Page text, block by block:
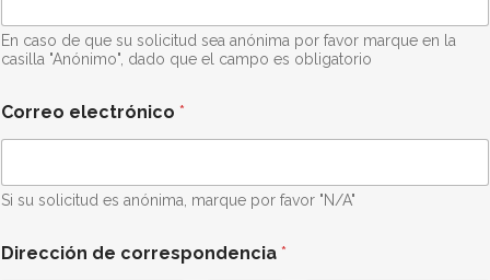
En caso de que su solicitud sea anónima por favor marque en la
casilla "Anónimo", dado que el campo es obligatorio
Correo electrónico *
Si su solicitud es anónima, marque por favor "N/A"
u
Dirección de correspondencia *